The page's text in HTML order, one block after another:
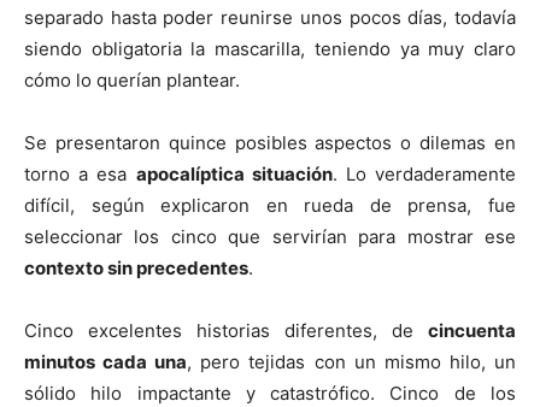
separado hasta poder reunirse unos pocos días, todavía
siendo obligatoria la mascarilla, teniendo ya muy claro
cómo lo querían plantear.
Se presentaron quince posibles aspectos o dilemas en
torno a esa apocalíptica situación. Lo verdaderamente
difícil, según explicaron en rueda de prensa, fue
seleccionar los cinco que servirían para mostrar ese
contexto sin precedentes.
Cinco excelentes historias diferentes, de cincuenta
minutos cada una, pero tejidas con un mismo hilo, un
sólido hilo impactante y catastrófico. Cinco de los